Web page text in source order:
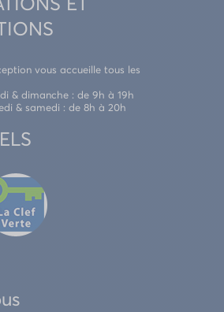
vous accueille tous les
& dimanche : de 9h à 19h
& samedi : de 8h à 20h